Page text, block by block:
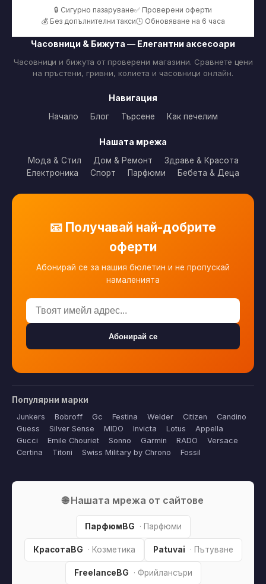
🔒 Сигурно пазаруване✅ Проверени оферти
💰 Без допълнителни такси🕒 Обновяване на 6 часа
Часовници & Бижута — Елегантни аксесоари
Часовници и бижута от проверени магазини. Сравнете цени
на пръстени, гривни, колиета и часовници онлайн.
Навигация
Начало Блог Търсене Как печелим
Нашата мрежа
Мода & Стил Дом & Ремонт
Здраве & Красота
Електроника
Спорт Парфюми Бебета & Деца
📧 Получавай най-добрите
оферти
Абонирай се за нашия бюлетин и не пропускай
намаленията
Абонирай се
Популярни марки
Junkers Bobroff Gc Festina Welder Citizen
Candino
Guess
Silver Sense MIDO Invicta Lotus
Appella
Gucci
Emile Chouriet Sonno Garmin RADO
Versace
Certina
Titoni Swiss Military by Chrono Fossil
🌐 Нашата мрежа от сайтове
ПарфюмBG · Парфюми
КрасотаBG · Козметика Patuvai · Пътуване
FreelanceBG · Фрийлансъри